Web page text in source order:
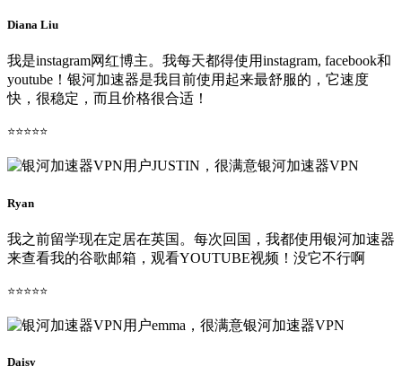
Diana Liu
我是instagram网红博主。我每天都得使用instagram, facebook和
youtube！银河加速器是我目前使用起来最舒服的，它速度
快，很稳定，而且价格很合适！
⭐⭐⭐⭐⭐
Ryan
我之前留学现在定居在英国。每次回国，我都使用银河加速器
来查看我的谷歌邮箱，观看YOUTUBE视频！没它不行啊
⭐⭐⭐⭐⭐
Daisy